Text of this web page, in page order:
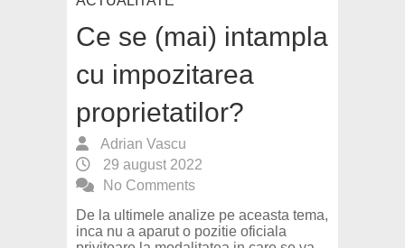
Ce se (mai) intampla
cu impozitarea
proprietatilor?
Adrian Vascu
29 august 2022
No Comments
De la ultimele analize pe aceasta tema,
inca nu a aparut o pozitie oficiala